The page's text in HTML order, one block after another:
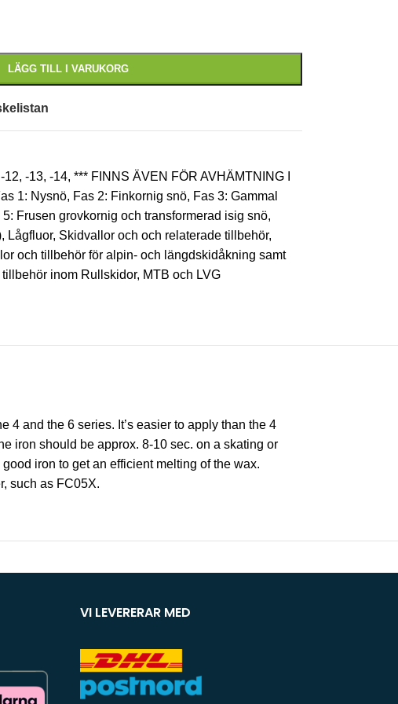
LÄGG TILL I VARUKORG
-12, -13, -14, *** FINNS ÄVEN FÖR AVHÄMTNING I
1: Nysnö, Fas 2: Finkornig snö, Fas 3: Gammal
5: Frusen grovkornig och transformerad isig snö,
, Lågfluor, Skidvallor och och relaterade tillbehör,
och tillbehör för alpin- och längdskidåkning samt
inom Rullskidor, MTB och LVG
4 and the 6 series. It’s easier to apply than the 4
iron should be approx. 8-10 sec. on a skating or
iron to get an efficient melting of the wax.
such as FC05X.
VI LEVERERAR MED